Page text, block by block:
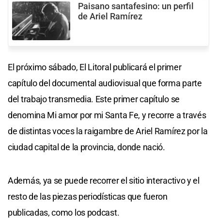
Paisano santafesino: un perfil
de Ariel Ramírez
El próximo sábado, El Litoral publicará el primer
capítulo del documental audiovisual que forma parte
del trabajo transmedia. Este primer capítulo se
denomina Mi amor por mi Santa Fe, y recorre a través
de distintas voces la raigambre de Ariel Ramírez por la
ciudad capital de la provincia, donde nació.
Además, ya se puede recorrer el sitio interactivo y el
resto de las piezas periodísticas que fueron
publicadas, como los podcast.